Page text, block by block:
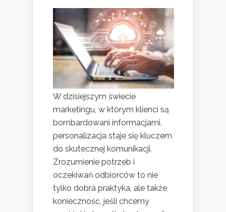
W dzisiejszym świecie
marketingu, w którym klienci są
bombardowani informacjami,
personalizacja staje się kluczem
do skutecznej komunikacji.
Zrozumienie potrzeb i
oczekiwań odbiorców to nie
tylko dobra praktyka, ale także
konieczność, jeśli chcemy